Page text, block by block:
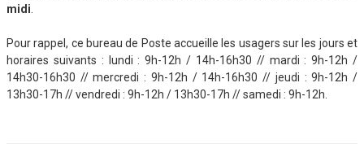
midi
Pour rappel, ce bureau de Poste accueille les usagers sur les jours et
horaires suivants : lundi : 9h-12h / 14h-16h30 // mardi : 9h-12h /
14h30-16h30 // mercredi : 9h-12h / 14h-16h30 // jeudi : 9h-12h /
13h30-17h // vendredi : 9h-12h / 13h30-17h // samedi : 9h-12h.